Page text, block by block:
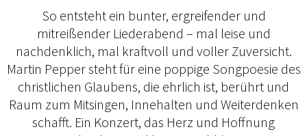
So entsteht ein bunter, ergreifender und
mitreißender Liederabend – mal leise und
nachdenklich, mal kraftvoll und voller Zuversicht.
Martin Pepper steht für eine poppige Songpoesie des
christlichen Glaubens, die ehrlich ist, berührt und
Raum zum Mitsingen, Innehalten und Weiterdenken
schafft. Ein Konzert, das Herz und Hoffnung